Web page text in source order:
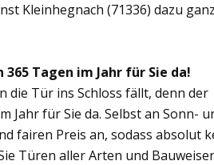
Kleinhegnach (71336) dazu
Tagen im Jahr für Sie da!
die Tür ins Schloss fällt, denn der
Jahr für Sie da. Selbst an Sonn-
fairen Preis an, sodass absolut
Türen aller Arten und